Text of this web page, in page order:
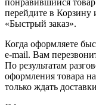
перейдите в
«Быстрый заказ».
Когда оформляете
e-mail. Вам
По результатам
оформления товара
только ждать